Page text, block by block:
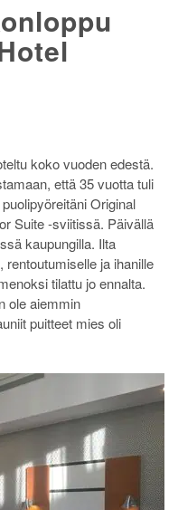
koko vuoden edestä.
että 35 vuotta tuli
Original
Suite -sviitissä. Päivällä
kaupungilla. Ilta
ja ihanille
tilattu jo ennalta.
ole aiemmin
puitteet mies oli